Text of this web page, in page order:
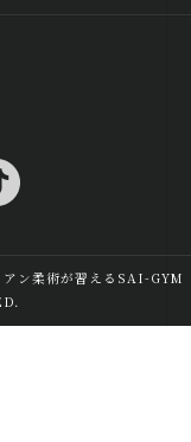
ン柔術が習えるSAI-GYM